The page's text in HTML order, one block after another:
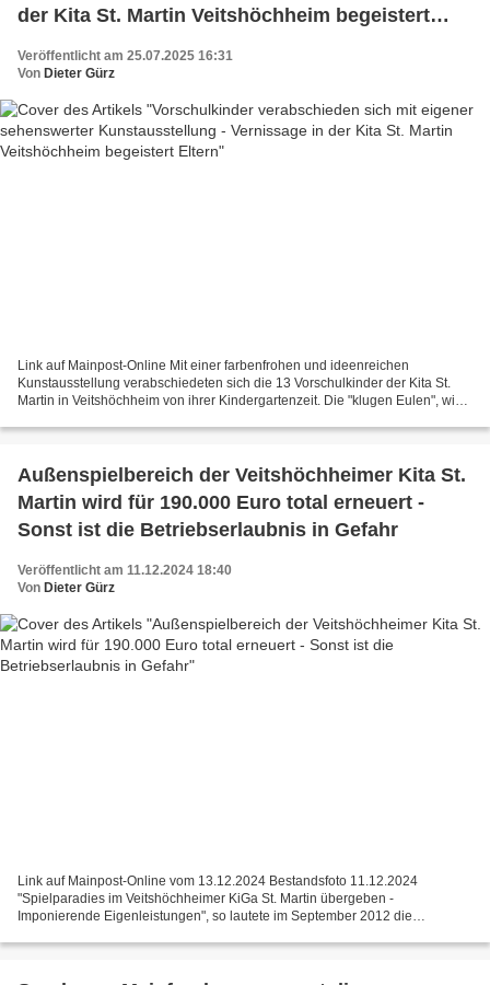
der Kita St. Martin Veitshöchheim begeistert
Veröffentlicht am 25.07.2025 16:31
Von Dieter Gürz
Link auf Mainpost-Online Mit einer farbenfrohen und ideenreichen
Kunstausstellung verabschiedeten sich die 13 Vorschulkinder der Kita St.
Martin in Veitshöchheim von ihrer Kindergartenzeit. Die "klugen Eulen", wie
Außenspielbereich der Veitshöchheimer Kita St.
Martin wird für 190.000 Euro total erneuert -
Sonst ist die Betriebserlaubnis in Gefahr
Veröffentlicht am 11.12.2024 18:40
Von Dieter Gürz
Link auf Mainpost-Online vom 13.12.2024 Bestandsfoto 11.12.2024
"Spielparadies im Veitshöchheimer KiGa St. Martin übergeben -
Imponierende Eigenleistungen", so lautete im September 2012 die